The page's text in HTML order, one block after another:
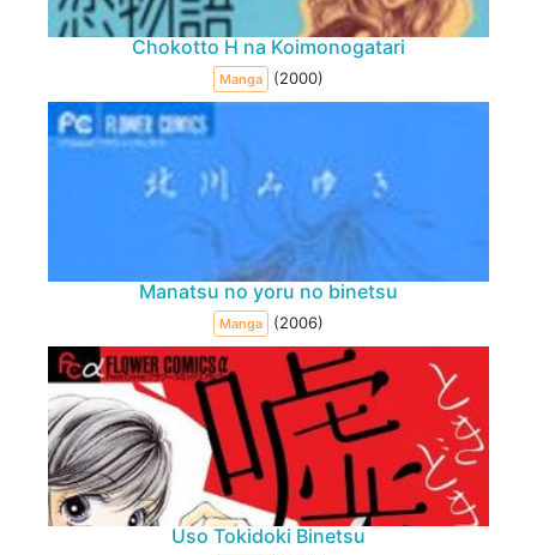
Chokotto H na Koimonogatari
Manga (2000)
Manatsu no yoru no binetsu
Manga (2006)
Uso Tokidoki Binetsu